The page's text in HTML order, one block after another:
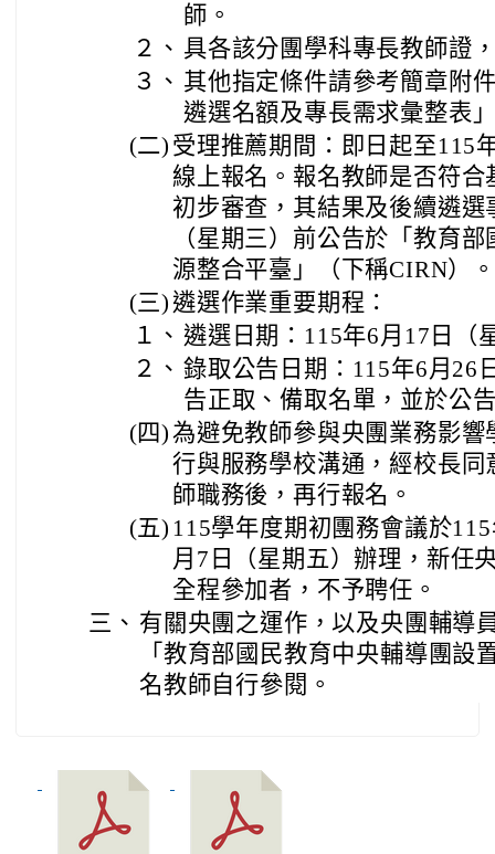
師。
２、 具各該分團學科專長教師證
３、 其他指定條件請參考簡章附
遴選名額及專長需求彙整表
(二) 受理推薦期間：即日起至115
線上報名。報名教師是否符
初步審查，其結果及後續遴
（星期三）前公告於「教育
源整合平臺」（下稱CIRN）。
(三) 遴選作業重要期程：
１、 遴選日期：115年6月17日（
２、 錄取公告日期：115年6月26
告正取、備取名單，並於公
(四)為避免教師參與央團業務影
行與服務學校溝通，經校長
師職務後，再行報名。
(五) 115學年度期初團務會議於
月7日（星期五）辦理，新任
全程參加者，不予聘任。
三、 有關央團之運作，以及央團輔導
「教育部國民教育中央輔導團設
名教師自行參閱。